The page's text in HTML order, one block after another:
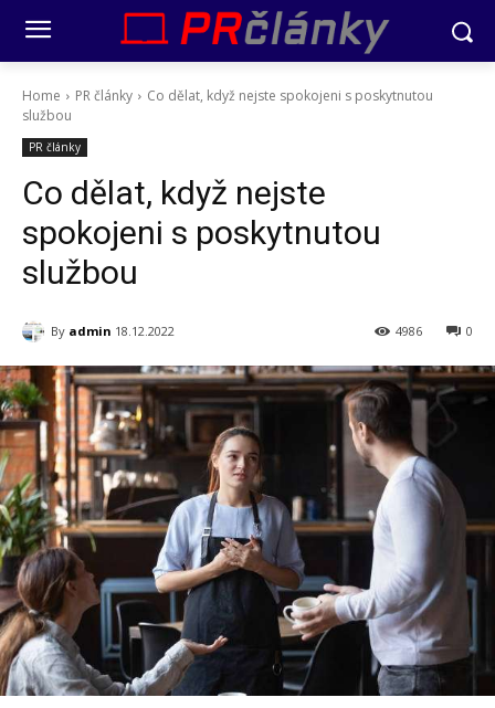
Home PR články
Co dělat, když nejste spokojeni s poskytnutou
službou
PR články
Co dělat, když nejste
spokojeni s poskytnutou
službou
By admin 18.12.2022 0
4986